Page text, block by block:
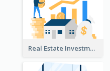
Real Estate Investment Illustration